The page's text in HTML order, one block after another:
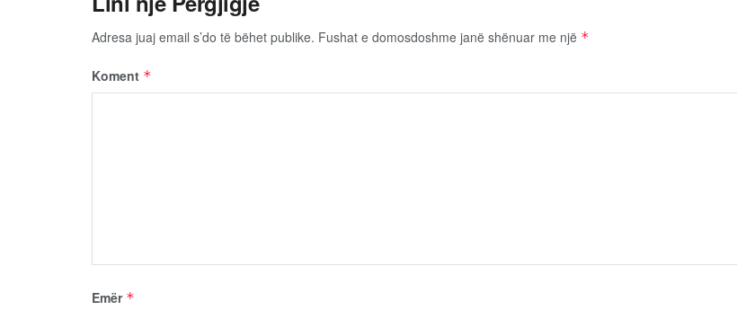
Adresa juaj email s’do të bëhet publike. Fushat e domosdoshme janë shënuar me një *
Koment *
Emër *